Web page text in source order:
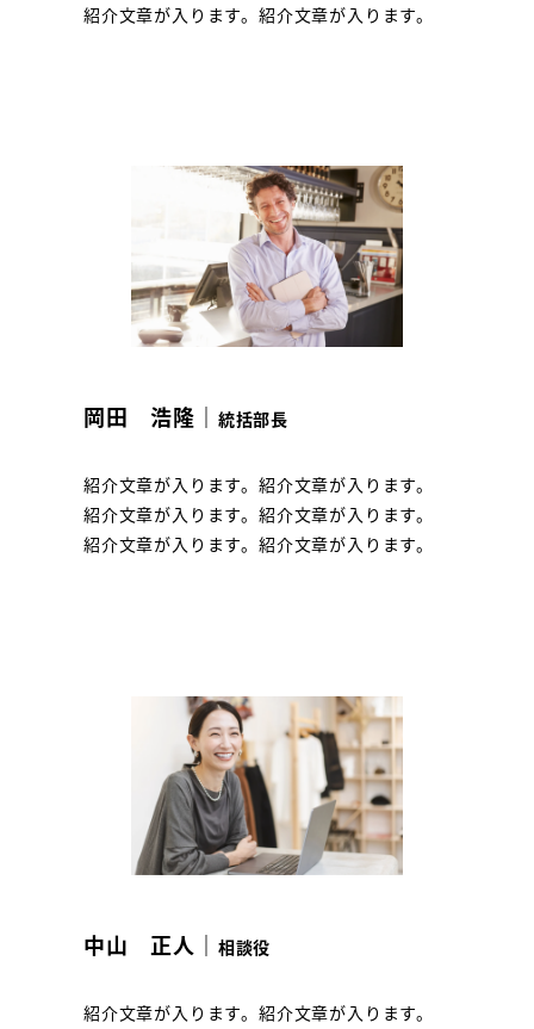
紹介文章が入ります。紹介文章が入ります。
岡田 浩隆｜ 統括部長
紹介文章が入ります。紹介文章が入ります。
紹介文章が入ります。紹介文章が入ります。
紹介文章が入ります。紹介文章が入ります。
中山 正人｜ 相談役
紹介文章が入ります。紹介文章が入ります。